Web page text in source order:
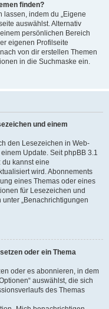
finden?
indem du „Eigene
auswählst. Alternativ
persönlichen Bereich
eigenen Profilseite
von dir erstellen Themen
in die Suchmaske ein.
und einem
den Lesezeichen in Web-
Update. Seit phpBB 3.1
kannst eine
wird. Abonnements
eines Themas oder eines
für Lesezeichen und
„Benachrichtigungen
oder ein Thema
oder es abonnieren, in dem
auswählst, die sich
des Themas